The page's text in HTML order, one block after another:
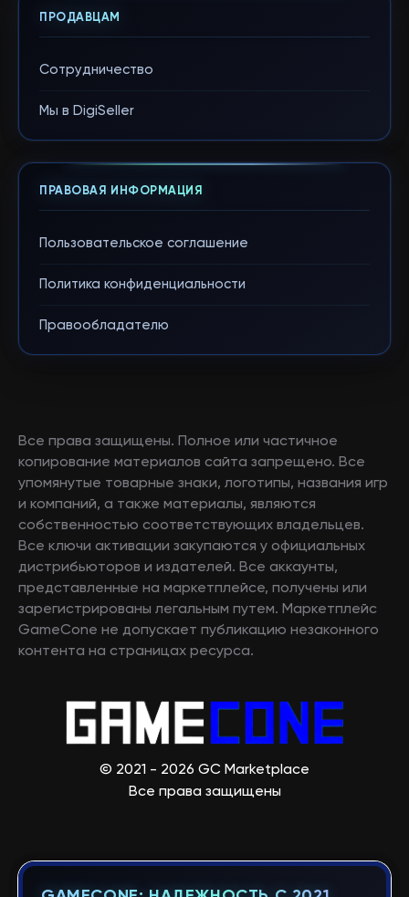
ПРОДАВЦАМ
Сотрудничество
Мы в DigiSeller
ПРАВОВАЯ ИНФОРМАЦИЯ
Пользовательское соглашение
Политика конфиденциальности
Правообладателю
Все права защищены. Полное или частичное
копирование материалов сайта запрещено. Все
упомянутые товарные знаки, логотипы, названия игр
и компаний, а также материалы, являются
собственностью соответствующих владельцев.
Все ключи активации закупаются у официальных
дистрибьюторов и издателей. Все аккаунты,
представленные на маркетплейсе, получены или
зарегистрированы легальным путем. Маркетплейс
GameCone не допускает публикацию незаконного
контента на страницах ресурса.
© 2021 - 2026 GC Marketplace
Все права защищены